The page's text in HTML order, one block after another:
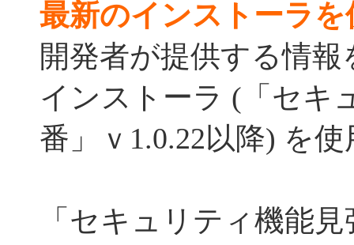
最新のインストーラを
開発者が提供する情
インストーラ (「セキ
番」ｖ1.0.22以降) を
「セキュリティ機能